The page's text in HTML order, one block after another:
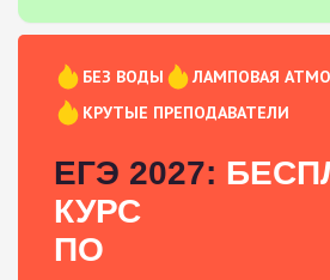
БЕЗ ВОДЫ
ЛАМПОВАЯ
КРУТЫЕ ПРЕПОДАВАТЕЛИ
ЕГЭ 2027:
КУРС
ПО